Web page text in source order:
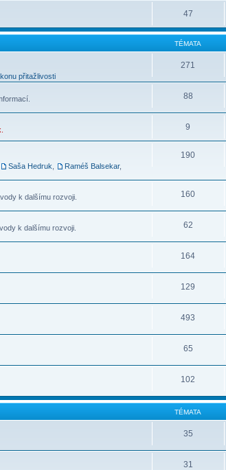
47
TÉMATA
přitažlivosti
271
88
9
Saša Hedruk Raméš Balsekar,
190
k dalšímu rozvoji.
160
k dalšímu rozvoji. 62
164
129
493
65
102
TÉMATA
35
31